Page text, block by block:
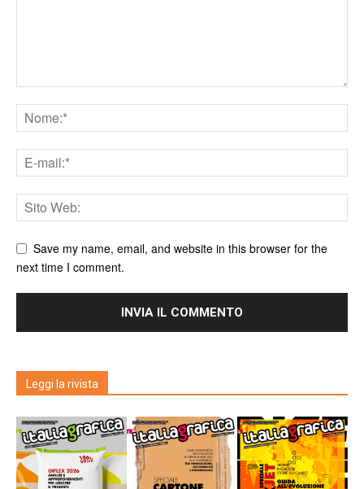
Save my name, email, and website in this browser for the
next time I comment.
Leggi la rivista